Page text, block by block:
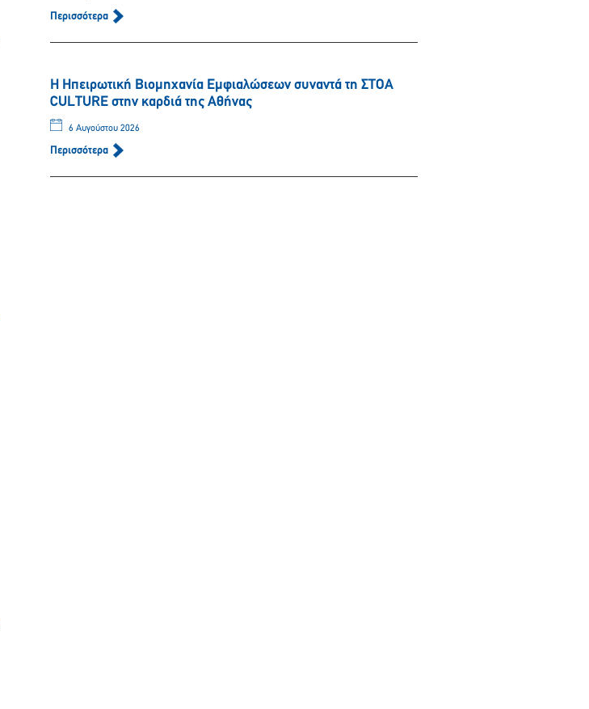
Περισσότερα
Η Ηπειρωτική Βιομηχανία Εμφιαλώσεων συναντά τη ΣΤΟΑ
CULTURE στην καρδιά της Αθήνας
6 Αυγούστου 2026
Περισσότερα